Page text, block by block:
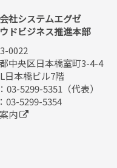
社システムエグゼ
ドビジネス推進本部
0022
中央区日本橋室町3-4-4
日本橋ビル7階
03-5299-5351（代表）
03-5299-5354
内